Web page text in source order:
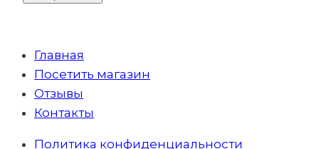
Главная
Посетить магазин
Отзывы
Контакты
Политика конфиденциальности